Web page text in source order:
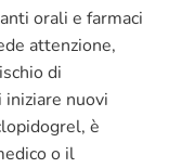
orali e farmaci
attenzione,
di
iniziare nuovi
è
o il